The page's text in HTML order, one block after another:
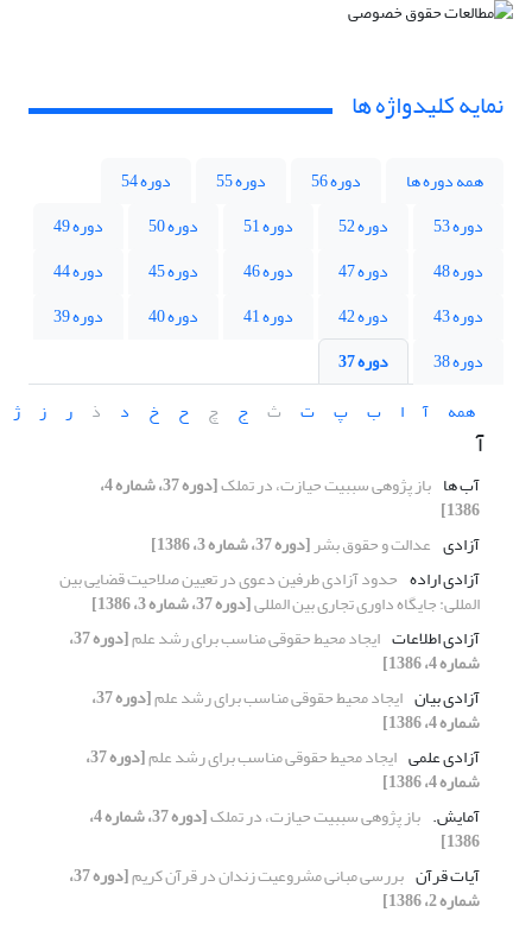
نمایه کلیدواژه ها
همه دوره ها دوره 56 دوره 55
دوره 54
دوره 53
دوره 52 دوره 51 دوره 50
دوره 49
دوره 48
دوره 47 دوره 46 دوره 45
دوره 44
دوره 43
دوره 42 دوره 41 دوره 40
دوره 39
دوره 38
دوره 37
همه
آ ا ب پ ت ث ج چ ح خ د ذ ر ز ژ
آ
آب ها باز پژوهی سببیت حیازت، در تملک [دوره 37، شماره 4،
1386]
آزادی عدالت و حقوق بشر[دوره 37، شماره 3، 1386]
آزادی اراده حدود آزادی طرفین دعوی در تعیین صلاحیت قضایی بین
المللی: جایگاه داوری تجاری بین المللی[دوره 37، شماره 3، 1386]
آزادی اطلاعات ایجاد محیط حقوقی مناسب برای رشد علم [دوره 37،
شماره 4، 1386]
آزادی بیان ایجاد محیط حقوقی مناسب برای رشد علم [دوره 37،
شماره 4، 1386]
آزادی علمی ایجاد محیط حقوقی مناسب برای رشد علم [دوره 37،
شماره 4، 1386]
آمایش. باز پژوهی سببیت حیازت، در تملک [دوره 37، شماره 4،
1386]
آیات قرآن بررسی مبانی مشروعیت زندان در قرآن کریم [دوره 37،
شماره 2، 1386]